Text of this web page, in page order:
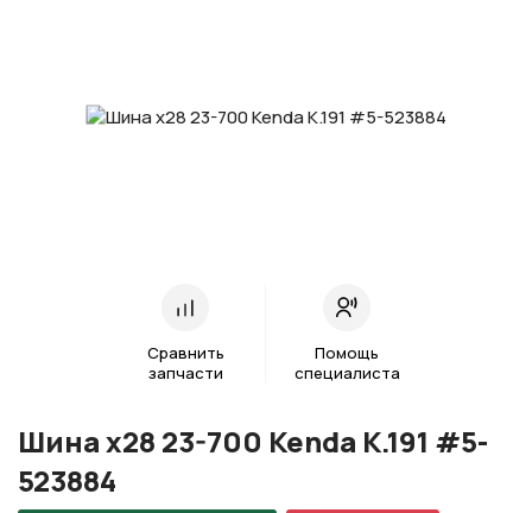
Сравнить
запчасти
Помощь
специалиста
Шина х28 23-700 Kenda K.191 #5-
523884